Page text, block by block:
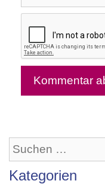
Suchen
nach:
Kategorien